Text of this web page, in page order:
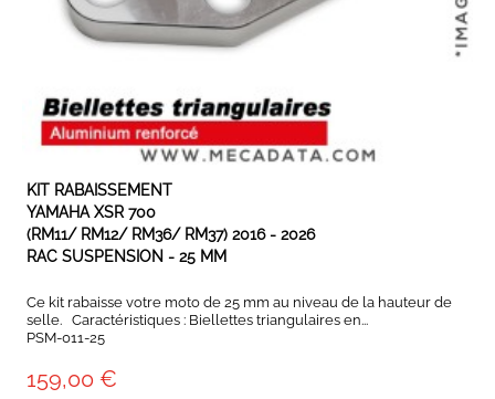
KIT RABAISSEMENT
YAMAHA XSR 700
(RM11/ RM12/ RM36/ RM37) 2016 - 2026
RAC SUSPENSION - 25 MM
Ce kit rabaisse votre moto de 25 mm au niveau de la hauteur de
selle. Caractéristiques : Biellettes triangulaires en...
PSM-011-25
159,00 €